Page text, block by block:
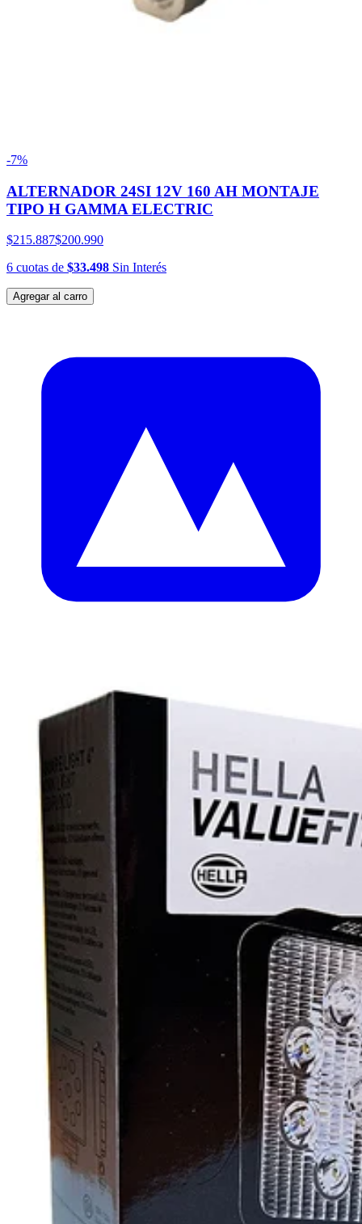
-7%
ALTERNADOR 24SI 12V 160 AH MONTAJE
TIPO H GAMMA ELECTRIC
$215.887$200.990
6 cuotas de $33.498 Sin Interés
Agregar al carro